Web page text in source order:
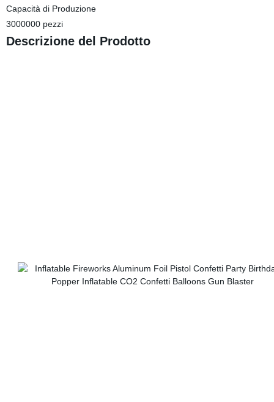
Capacità di Produzione
3000000 pezzi
Descrizione del Prodotto